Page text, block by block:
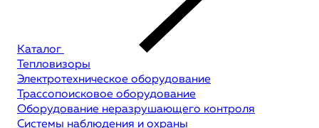
Каталог
Тепловизоры
Электротехническое оборудование
Трассопоисковое оборудование
Оборудование неразрушающего контроля
Системы наблюдения и охраны